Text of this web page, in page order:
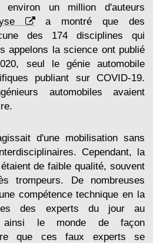
environ un million d'auteurs
a montré que des
des 174 disciplines qui
appelons la science ont publié
seul le génie automobile
publiant sur COVID-19.
automobiles avaient
d'une mobilisation sans
Cependant, la
de faible qualité, souvent
trompeurs. De nombreuses
compétence technique en la
des experts du jour au
ainsi le monde de façon
que ces faux experts se